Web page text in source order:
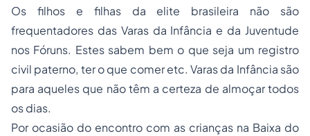
Os filhos e filhas da elite brasileira não são
frequentadores das Varas da Infância e da Juventude
nos Fóruns. Estes sabem bem o que seja um registro
civil paterno, ter o que comer etc. Varas da Infância são
para aqueles que não têm a certeza de almoçar todos
os dias.
Por ocasião do encontro com as crianças na Baixa do